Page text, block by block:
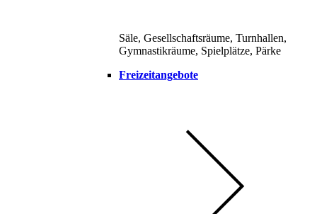
Säle, Gesellschaftsräume, Turnhallen,
Gymnastikräume, Spielplätze, Pärke
Freizeitangebote